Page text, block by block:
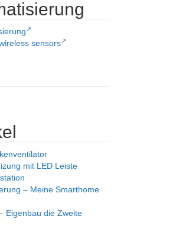
sensors
mit LED Leiste
– Meine Smarthome
Eigenbau die Zweite